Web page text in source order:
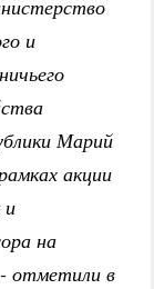
и
Марий
акции
и
на
отметили в